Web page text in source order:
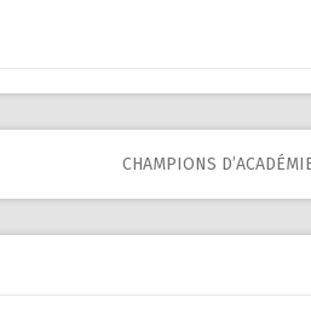
CHAMPIONS